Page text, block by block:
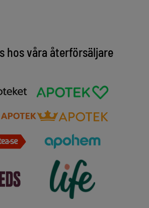
hos våra återförsäljare